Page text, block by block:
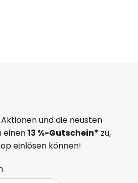
und die neusten
einen13 %-Gutschein* zu,
einlösen können!